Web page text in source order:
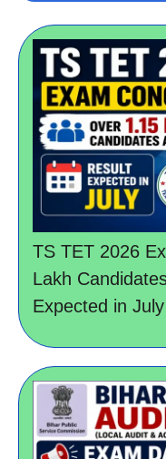
TS TET 2026
Lakh
Expected in July